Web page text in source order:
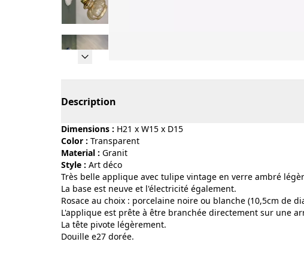
Description
Dimensions : H21 x W15 x D15
Color :
transparent
Material :
granit
Style :
art déco
Très belle applique avec tulipe vintage en verre ambré
La base est neuve et l'électricité également.
Rosace au choix : porcelaine noire ou blanche (10,5cm de
L'applique est prête à être branchée directement sur une
La tête pivote légèrement.
Douille e27 dorée.